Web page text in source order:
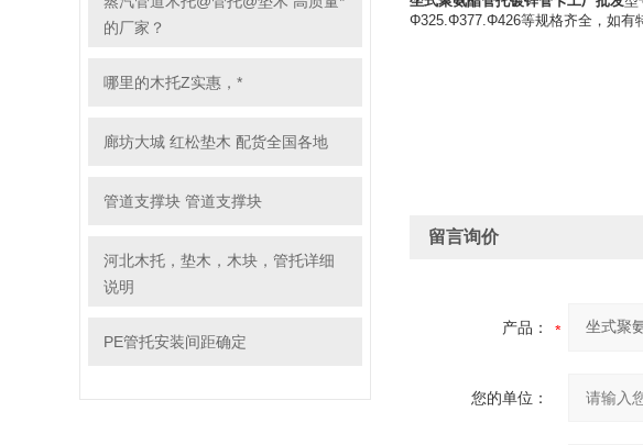
的厂家？
哪里的木托Z实惠，*
廊坊大城 红松垫木 配货全国各地
管道支撑块 管道支撑块
河北木托，垫木，木块，管托详细
说明
PE管托安装间距确定
Φ325.Φ377.Φ426等规格齐全，如有
留言询价
产品：
您的单位：